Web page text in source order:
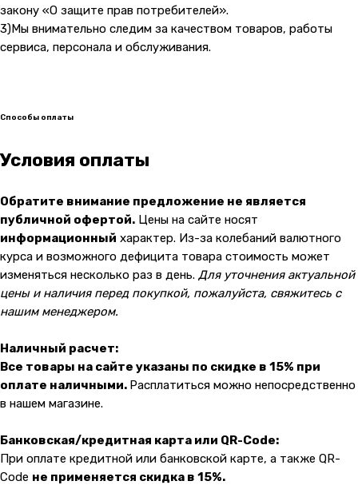
закону «О защите прав потребителей».
3)Мы внимательно следим за качеством товаров, работы
сервиса, персонала и обслуживания.
Способы оплаты
Условия оплаты
Обратите внимание предложение не является
публичной офертой. Цены на сайте носят
информационный характер. Из-за колебаний валютного
курса и возможного дефицита товара стоимость может
изменяться несколько раз в день. Для уточнения актуальной
цены и наличия перед покупкой, пожалуйста, свяжитесь с
нашим менеджером.
Наличный расчет:
Все товары на сайте указаны по скидке в 15% при
оплате наличными. Расплатиться можно непосредственно
в нашем магазине.
Банковская/кредитная карта или QR-Code:
При оплате кредитной или банковской карте, а также QR-
Code не применяется скидка в 15%.
Гарантии
Каталог товаров
О компании
ИП Соловьев Е. В. ИНН 027320312011